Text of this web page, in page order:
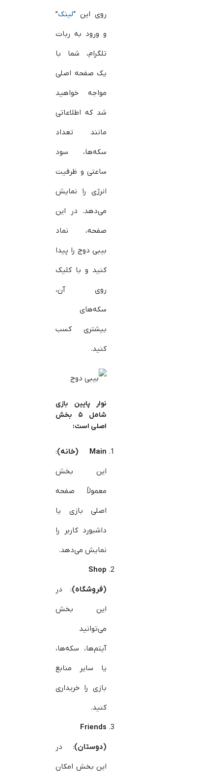
روی این “لینک”
و ورود به ربات
تلگرام، شما با
یک صفحه اصلی
مواجه خواهید
شد که اطلاعاتی
مانند تعداد
سکه‌ها، سود
ساعتی و ظرفیت
انرژی را نمایش
می‌دهد. در این
صفحه، نماد
بیبی دوج را پیدا
کنید و با کلیک
روی آن،
سکه‌های
بیشتری کسب
کنید.
نوار پایین بازی
شامل ۵ بخش
اصلی است:
Main (خانه)
:
این بخش
معمولاً صفحه
اصلی بازی یا
داشبورد کاربر را
نمایش می‌دهد.
Shop
(فروشگاه): در
این بخش
می‌توانید
آیتم‌ها، سکه‌ها،
یا سایر منابع
بازی را خریداری
کنید.
Friends
(دوستان): در
این بخش امکان